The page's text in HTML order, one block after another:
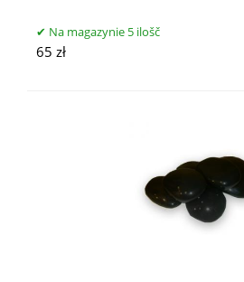
Na magazynie 5 ilošč
65 zł